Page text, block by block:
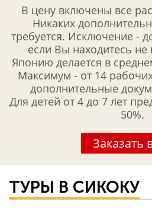
В цену включены все
Никаких
требуется. Исключение -
если Вы находитесь
Японию делается в
Максимум - от 14
дополнительные
Для детей от 4 до 7 лет
50%.
Заказать
ТУРЫ В СИКОКУ